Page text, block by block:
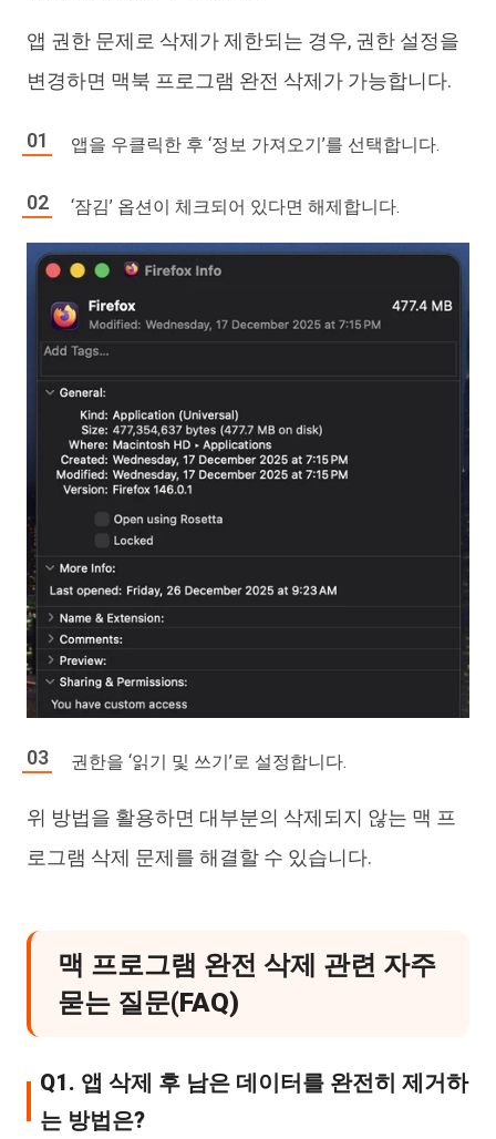
앱 권한 문제로 삭제가 제한되는 경우, 권한 설정을
변경하면 맥북 프로그램 완전 삭제가 가능합니다.
앱을 우클릭한 후 ‘정보 가져오기’를 선택합니다.
‘잠김’ 옵션이 체크되어 있다면 해제합니다.
권한을 ‘읽기 및 쓰기’로 설정합니다.
위 방법을 활용하면 대부분의 삭제되지 않는 맥 프
로그램 삭제 문제를 해결할 수 있습니다.
맥 프로그램 완전 삭제 관련 자주
묻는 질문(FAQ)
Q1. 앱 삭제 후 남은 데이터를 완전히 제거하
는 방법은?